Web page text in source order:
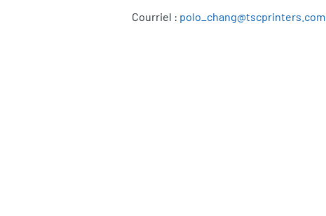
Courriel : polo_chang@tscprinters.com